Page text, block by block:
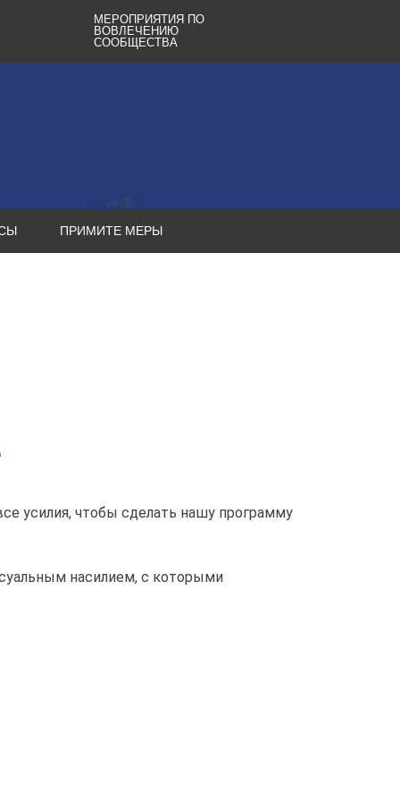
МЕРОПРИЯТИЯ ПО
ВОВЛЕЧЕНИЮ
СООБЩЕСТВА
ПРИМИТЕ МЕРЫ
усилия, чтобы сделать нашу программу
насилием, с которыми